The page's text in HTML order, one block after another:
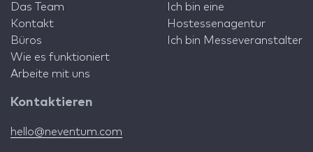
Das Team
Kontakt
Büros
Wie es funktioniert
Arbeite mit uns
Ich bin eine
Hostessenagentur
Ich bin Messeveranstalter
Kontaktieren
hello@neventum.com